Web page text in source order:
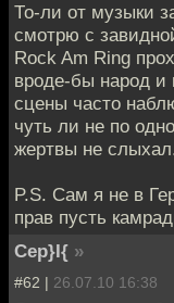
То-ли от музыки
смотрю с
Rock Am Ring
вроде-бы народ и
сцены часто
чуть ли не по
жертвы не
P.S. Сам я не в
прав пусть
Cep}I{ »
#62 | 26.07.10 16:38